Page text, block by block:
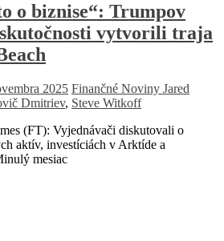
o biznise“: Trumpov
vytvorili traja
2025 Finančné Noviny Jared
Dmitriev, Steve Witkoff
(FT): Vyjednávači diskutovali o
aktív, investíciách v Arktíde a
mesiac